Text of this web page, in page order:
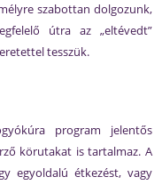
szabottan dolgozunk,
útra az „eltévedt”
tesszük.
program jelentős
körutakat is tartalmaz. A
egyoldalú étkezést, vagy